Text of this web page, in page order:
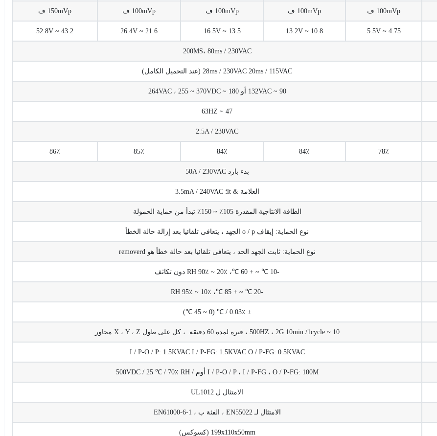
100mVp ف 100mVp ف 100mVp ف 100mVp ف 150mVp ف
4.75 ~ 5.5V
10.8 ~ 13.2V
13.5 ~ 16.5V
21.6 ~ 26.4V
43.2 ~ 52.8V
200MS، 80ms / 230VAC
28ms / 230VAC 20ms / 115VAC (عند التحميل الكامل)
90 ~ 132VAC أو 180 ~ 264VAC ، 255 ~ 370VDC
47 ~ 63HZ
2.5A / 230VAC
78٪ 84٪ 84٪ 85٪ 86٪
بدء بارد 50A / 230VAC
العلامة & lt؛ 3.5mA / 240VAC
الطاقة الانتاجية المقدرة 105٪ ~ 150٪ تبدأ من حماية الحمولة
نوع الحماية: إيقاف o / p الجهد ، يتعافى تلقائيا بعد إزالة حالة الخطأ
نوع الحماية: ثابت الجهد الحد ، يتعافى تلقائيا بعد حالة خطأ هو removerd
-10 ℃ ~ + 60 ℃، 20٪ ~ 90٪ RH دون تكاثف
-20 ℃ ~ + 85 ℃، 10٪ ~ 95٪ RH
± 0.03٪ / ℃ (0 ~ 45 ℃)
10 ~ 500HZ ، 2G 10min./1cycle ، فترة لمدة 60 دقيقة. ، كل على طول X ، Y ، Z محاور
I / P-O / P: 1.5KVAC I / P-FG: 1.5KVAC O / P-FG: 0.5KVAC
I / P-O / P ، I / P-FG ، O / P-FG: 100M أوم / 500VDC / 25 ℃ / 70٪ RH
الامتثال ل UL1012
الامتثال لـ EN55022 ، الفئة ب ، EN61000-6-1
199x110x50mm (كسوكس)